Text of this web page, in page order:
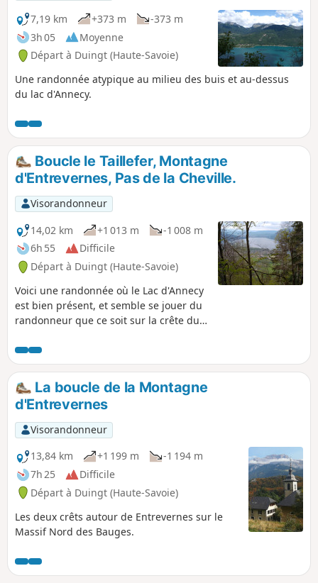
7,19 km
+373 m
-373 m
3h 05
Moyenne
Départ à Duingt (Haute-Savoie)
Une randonnée atypique au milieu des buis et au-dessus
du lac d'Annecy.
Boucle le Taillefer, Montagne
d'Entrevernes, Pas de la Cheville.
Visorandonneur
14,02 km
+1 013 m
-1 008 m
6h 55
Difficile
Départ à Duingt (Haute-Savoie)
Voici une randonnée où le Lac d'Annecy
est bien présent, et semble se jouer du
randonneur que ce soit sur la crête du
d'Entrevernes. Une partie de cache-
cache en quelque sorte où il dévoile une
fois son côté petit lac, plus loin celui du
grand lac. Rarement les deux en même
temps ! Il nous invite presque à monter
toujours plus haut pour en voir
davantage. Toujours majestueux, avec
en toile de fond, le massif des Bornes, la
chaîne des Aravis ou le massif des
Bauges. Côté orientation, aucun souci :
il suffit simplement de suivre le balisage
en place, et, c'est serein, que l'on peut
s'attaquer à cette boucle.
La boucle de la Montagne
d'Entrevernes
Visorandonneur
13,84 km
+1 199 m
-1 194 m
7h 25
Difficile
Départ à Duingt (Haute-Savoie)
Les deux crêts autour de Entrevernes sur le
Massif Nord des Bauges.